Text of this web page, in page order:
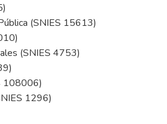
(SNIES 15613)
(SNIES 4753)
108006)
1296)